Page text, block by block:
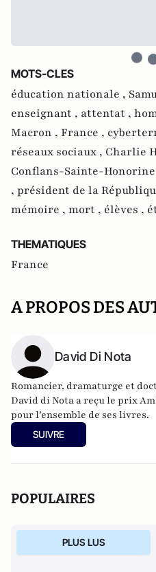
MOTS-CLES
éducation nationale ,
enseignant , attentat ,
Macron , France ,
réseaux sociaux , Charlie
Conflans-Sainte-
, président de la
mémoire , mort , élèves ,
THEMATIQUES
France
A PROPOS DES
David Di Nota
Romancier, dramaturge et
David di Nota a reçu le prix
pour l’ensemble de ses livres.
SUIVRE
POPULAIRES
PLUS LUS